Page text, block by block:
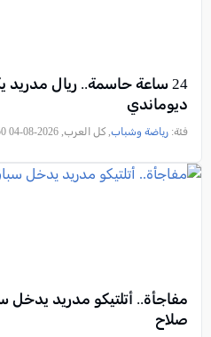
24 ساعة حاسمة.. ريال
ديوماندي
فئة: رياضة وشباب, كل العرب, 2026-08-04 16:15:50
مفاجأة.. أتلتيكو مدريد يدخل
صلاح